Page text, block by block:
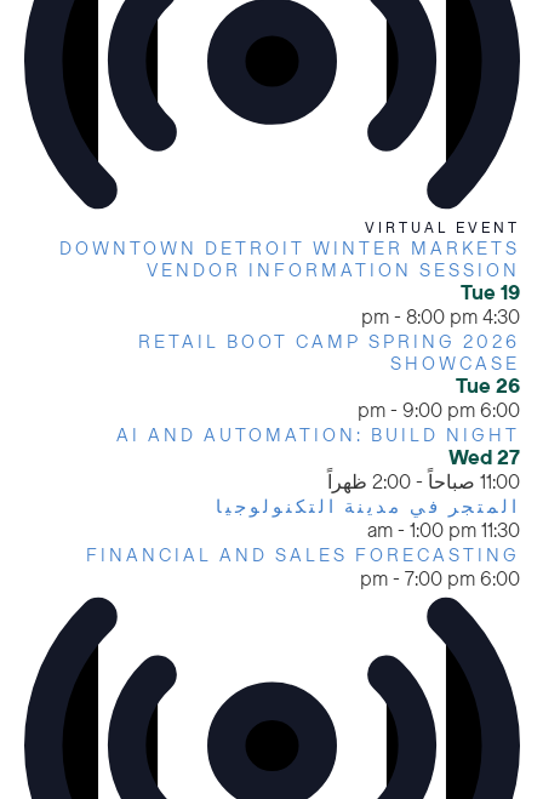
VIRTUAL EVENT
DOWNTOWN DETROIT WINTER MARKETS
VENDOR INFORMATION SESSION
Tue19
4:30 pm
-8:00 pm
RETAIL BOOT CAMP SPRING 2026
SHOWCASE
Tue26
6:00 pm
-9:00 pm
AI AND AUTOMATION: BUILD NIGHT
Wed27
11:00 صباحاً - 2:00 ظهراً
المتجر في مدينة التكنولوجيا
11:30 am
-1:00 pm
FINANCIAL AND SALES FORECASTING
6:00 pm
-7:00 pm